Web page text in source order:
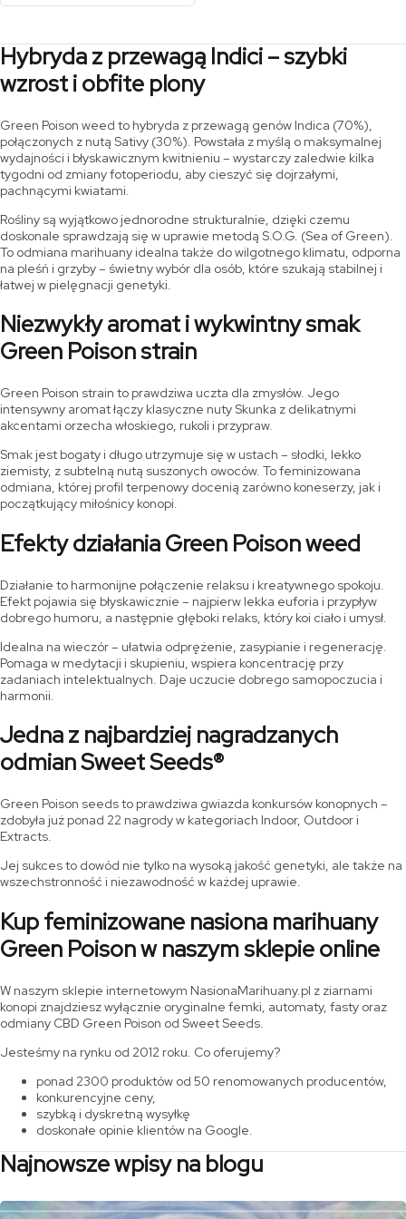
Hybryda z przewagą Indici – szybki
wzrost i obfite plony
Green Poison weed to hybryda z przewagą genów Indica (70%),
połączonych z nutą Sativy (30%). Powstała z myślą o maksymalnej
wydajności i błyskawicznym kwitnieniu – wystarczy zaledwie kilka
tygodni od zmiany fotoperiodu, aby cieszyć się dojrzałymi,
pachnącymi kwiatami.
Rośliny są wyjątkowo jednorodne strukturalnie, dzięki czemu
doskonale sprawdzają się w uprawie metodą S.O.G. (Sea of Green).
To odmiana marihuany idealna także do wilgotnego klimatu, odporna
na pleśń i grzyby – świetny wybór dla osób, które szukają stabilnej i
łatwej w pielęgnacji genetyki.
Niezwykły aromat i wykwintny smak
Green Poison strain
Green Poison strain to prawdziwa uczta dla zmysłów. Jego
intensywny aromat łączy klasyczne nuty Skunka z delikatnymi
akcentami orzecha włoskiego, rukoli i przypraw.
Smak jest bogaty i długo utrzymuje się w ustach – słodki, lekko
ziemisty, z subtelną nutą suszonych owoców. To feminizowana
odmiana, której profil terpenowy docenią zarówno koneserzy, jak i
początkujący miłośnicy konopi.
Efekty działania Green Poison weed
Działanie to harmonijne połączenie relaksu i kreatywnego spokoju.
Efekt pojawia się błyskawicznie – najpierw lekka euforia i przypływ
dobrego humoru, a następnie głęboki relaks, który koi ciało i umysł.
Idealna na wieczór – ułatwia odprężenie, zasypianie i regenerację.
Pomaga w medytacji i skupieniu, wspiera koncentrację przy
zadaniach intelektualnych. Daje uczucie dobrego samopoczucia i
harmonii.
Jedna z najbardziej nagradzanych
odmian Sweet Seeds®
Green Poison seeds to prawdziwa gwiazda konkursów konopnych –
zdobyła już ponad 22 nagrody w kategoriach Indoor, Outdoor i
Extracts.
Jej sukces to dowód nie tylko na wysoką jakość genetyki, ale także na
wszechstronność i niezawodność w każdej uprawie.
Kup feminizowane nasiona marihuany
Green Poison w naszym sklepie online
W naszym sklepie internetowym NasionaMarihuany.pl z ziarnami
konopi znajdziesz wyłącznie oryginalne femki, automaty, fasty oraz
odmiany CBD Green Poison od Sweet Seeds.
Jesteśmy na rynku od 2012 roku. Co oferujemy?
ponad 2300 produktów od 50 renomowanych producentów,
konkurencyjne ceny,
szybką i dyskretną wysyłkę
doskonałe opinie klientów na Google.
Najnowsze wpisy na blogu